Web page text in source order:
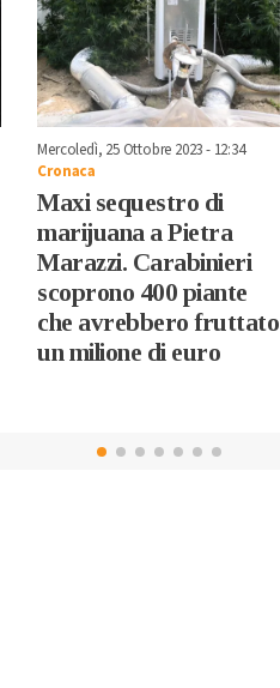
Mercoledì, 25 Ottobre 2023 - 12:34
Cronaca
Maxi sequestro di
marijuana a Pietra
Marazzi. Carabinieri
scoprono 400 piante
che avrebbero fruttato
un milione di euro